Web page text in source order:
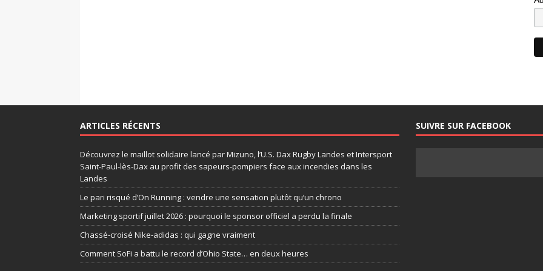
ARTICLES RÉCENTS
Découvrez le maillot solidaire lancé par Mizuno, l’U.S. Dax Rugby Landes et Intersport
Saint-Paul-lès-Dax au profit des sapeurs-pompiers face aux incendies dans les
Landes
Le pari risqué d’On Running : vendre une sensation plutôt qu’un chrono
Marketing sportif juillet 2026 : pourquoi le sponsor officiel a perdu la finale
Chassé-croisé Nike-adidas : qui gagne vraiment
Comment SoFi a battu le record d’Ohio State… en deux heures
SUIVRE SUR FACEBOOK